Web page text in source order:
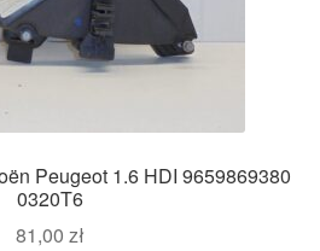
Peugeot 1.6 HDI 9659869380
0320T6
81,00 zł